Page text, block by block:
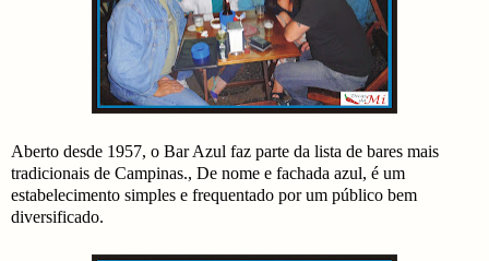
Aberto desde 1957, o Bar Azul faz parte da lista de bares mais
tradicionais de Campinas., De nome e fachada azul, é um
estabelecimento simples e frequentado por um público bem
diversificado.